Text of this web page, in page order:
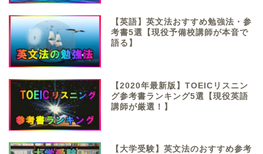
【英語】英文法おすすめ勉強法・参
考書5選【現役予備校講師が本音で
語る】
【2020年最新版】TOEICリスニン
グ参考書ランキング5選【現役英語
講師が厳選！】
【大学受験】英文法のおすすめ参考